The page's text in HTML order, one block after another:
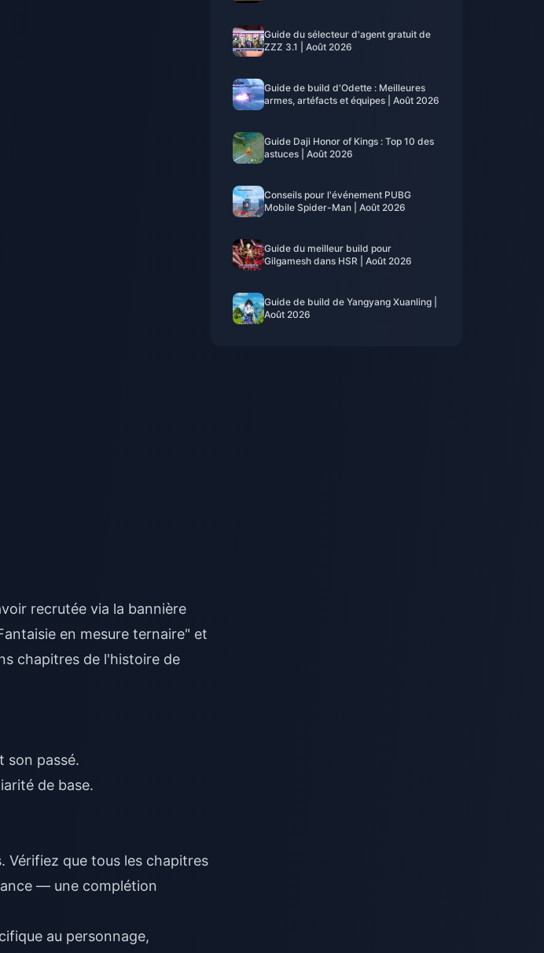
recrutée via la bannière
en mesure ternaire" et
chapitres de l'histoire de
son passé.
de base.
Vérifiez que tous les chapitres
— une complétion
au personnage,
Guide du sélecteur d'agent gratuit de
ZZZ 3.1 | Août 2026
Guide de build d'Odette : Meilleures
armes, artéfacts et équipes | Août 2026
Guide Daji Honor of Kings : Top 10 des
astuces | Août 2026
Conseils pour l'événement PUBG
Mobile Spider-Man | Août 2026
Guide du meilleur build pour
Gilgamesh dans HSR | Août 2026
Guide de build de Yangyang Xuanling |
Août 2026